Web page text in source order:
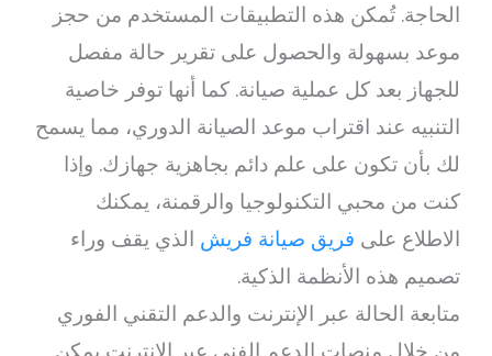
الحاجة. تُمكن هذه التطبيقات المستخدم من حجز
موعد بسهولة والحصول على تقرير حالة مفصل
للجهاز بعد كل عملية صيانة. كما أنها توفر خاصية
التنبيه عند اقتراب موعد الصيانة الدوري، مما يسمح
لك بأن تكون على علم دائم بجاهزية جهازك. وإذا
كنت من محبي التكنولوجيا والرقمنة، يمكنك
الاطلاع على فريق صيانة فريش الذي يقف وراء
تصميم هذه الأنظمة الذكية.
متابعة الحالة عبر الإنترنت والدعم التقني الفوري